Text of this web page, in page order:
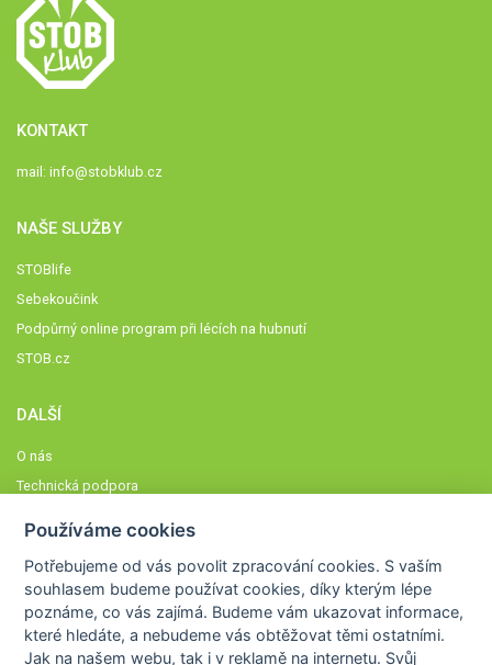
KONTAKT
mail: info@stobklub.cz
NAŠE SLUŽBY
STOBlife
Sebekoučink
Podpůrný online program při lécích na hubnutí
STOB.cz
DALŠÍ
O nás
Technická podpora
Členové STOBklubu
Zásady nakládání s osobními údaji
Otestujte se
Používáme cookies
Potřebujeme od vás povolit zpracování cookies. S vaším
souhlasem budeme používat cookies, díky kterým lépe
poznáme,co vás zajímá. Budeme vám ukazovat informace,
které hledáte, a nebudeme vás obtěžovat těmi ostatními.
Jak na našem webu, tak i v reklamě na internetu. Svůj